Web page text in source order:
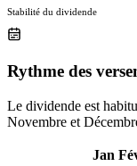
Stabilité du dividende
Rythme des
Le dividende est
Novembre et
Jan